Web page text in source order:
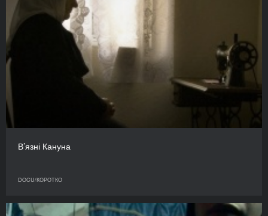
В’язні Кануна
DOCU/КОРОТКО